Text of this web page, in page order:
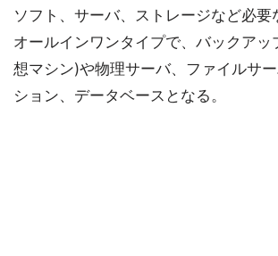
ソフト、サーバ、ストレージなど必要
オールインワンタイプで、バックアッ
想マシン)や物理サーバ、ファイルサ
ション、データベースとなる。